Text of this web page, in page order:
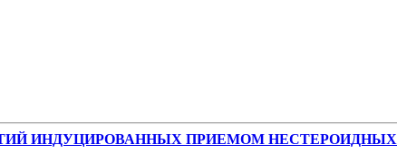
ИНДУЦИРОВАННЫХ ПРИЕМОМ НЕСТЕРОИДНЫХ